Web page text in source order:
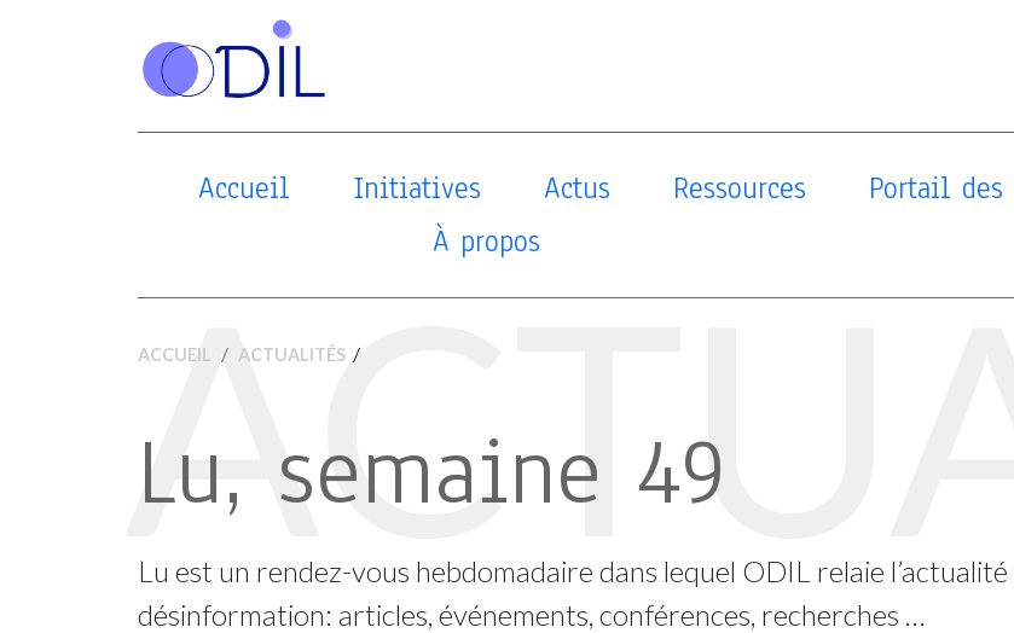
Accueil Initiatives Actus Ressources Portail
À propos
ACCUEIL ACTUALITÉS /
Lu, semaine 49
Lu est un rendez-vous hebdomadaire dans lequel ODIL relaie
désinformation: articles, événements, conférences, recherches …